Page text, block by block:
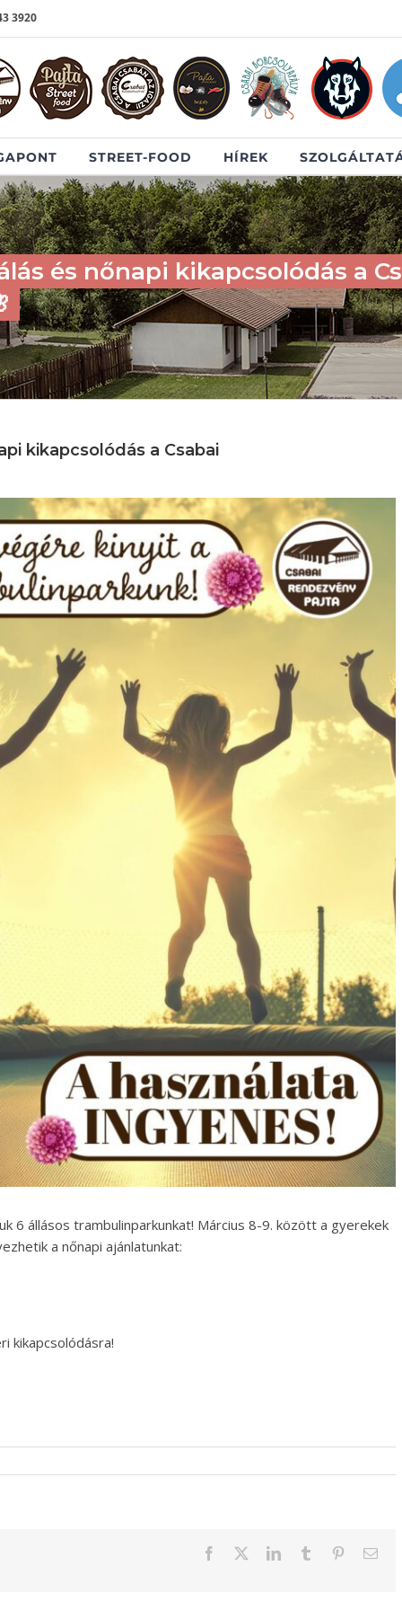
3920
STREET-FOOD HÍREK
és nőnapi kikapcsolódás a
kikapcsolódás a Csabai
6 állásos trambulinparkunkat! Március 8-9. között a gyerekek
a nőnapi ajánlatunkat:
kikapcsolódásra!
Facebook
TwitterLinkedInTumblr Pinterest